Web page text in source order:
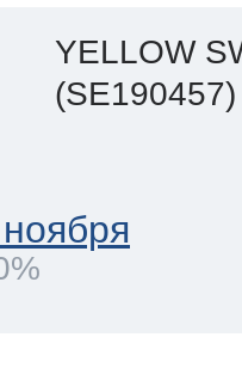
YELLOW
(SE190457)